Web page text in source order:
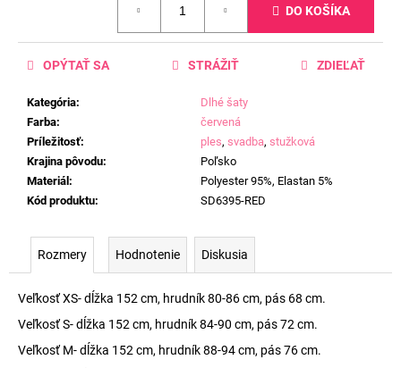
DO KOŠÍKA
Kategória:
Dlhé šaty
Farba:
červená
Príležitosť: ples, svadba, stužková
Krajina pôvodu:
Poľsko
Materiál :
Polyester 95%, Elastan 5%
Kód produktu: SD6395-RED
OPÝTAŤ SA STRÁŽIŤ ZDIEĽAŤ
Rozmery Hodnotenie Diskusia
Veľkosť XS- dĺžka 152 cm, hrudník 80-86 cm, pás 68 cm.
Veľkosť S- dĺžka 152 cm, hrudník 84-90 cm, pás 72 cm.
Veľkosť M- dĺžka 152 cm, hrudník 88-94 cm, pás 76 cm.